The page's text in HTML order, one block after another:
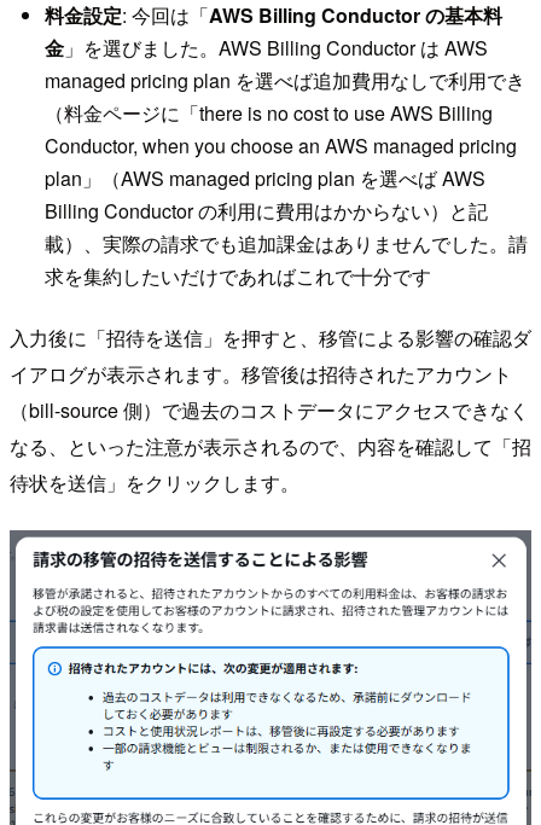
料金設定: 今回は「AWS Billing Conductor の基本料
金」を選びました。AWS Billing Conductor は AWS
managed pricing plan を選べば追加費用なしで利用でき
（料金ページに「there is no cost to use AWS Billing
Conductor, when you choose an AWS managed pricing
plan」（AWS managed pricing plan を選べば AWS
Billing Conductor の利用に費用はかからない）と記
載）、実際の請求でも追加課金はありませんでした。請
求を集約したいだけであればこれで十分です
入力後に「招待を送信」を押すと、移管による影響の確認ダ
イアログが表示されます。移管後は招待されたアカウント
（bill-source 側）で過去のコストデータにアクセスできなく
なる、といった注意が表示されるので、内容を確認して「招
待状を送信」をクリックします。